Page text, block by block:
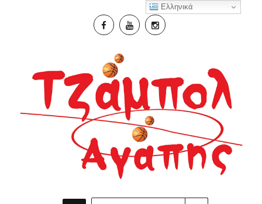
Ελληνικά